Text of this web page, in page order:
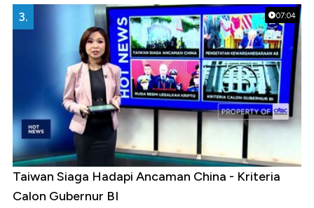
07:04
3.
Taiwan Siaga Hadapi Ancaman China - Kriteria
Calon Gubernur BI